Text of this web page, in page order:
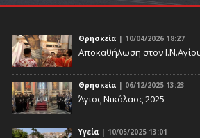
Θρησκεία | 10/04/2026 18:27
Αποκαθήλωση στον
Θρησκεία | 06/12/2025 13:23
Άγιος Νικόλαος 2025
Υγεία | 10/05/2025 13:01